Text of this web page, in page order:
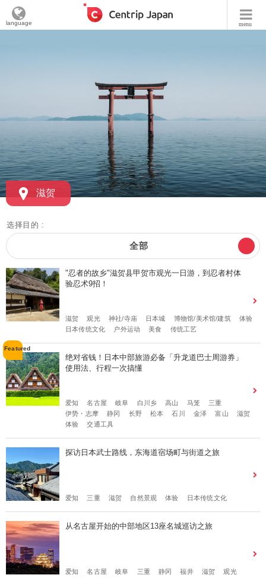
menu
language
滋贺
选择目的 :
全部
"忍者的故乡"滋贺县甲贺市观光一日游，到忍者村体
验忍术9招！
滋贺 观光 神社/寺庙 日本城 博物馆/美术馆/建筑
体验
日本传统文化
户外运动 美食 传统工艺
绝对省钱！日本中部旅游必备「升龙道巴士周游券」
使用法、行程一次搞懂
爱知 名古屋 岐阜 白川乡 高山 马笼
三重
伊势・志摩
静冈 长野 松本 石川 金泽 富山
滋贺
体验
交通工具
探访日本武士路线，东海道宿场町与街道之旅
爱知 三重 滋贺 自然景观 体验 日本传统文化
从名古屋开始的中部地区13座名城巡访之旅
爱知 名古屋 岐阜 三重 静冈 福井 滋贺
观光